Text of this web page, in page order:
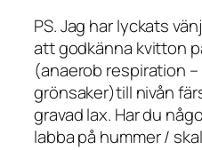
PS. Jag har lyckats
att godkänna kvitton
(anaerob respiration
grönsaker)till nivån
gravad lax. Har du
labba på hummer /